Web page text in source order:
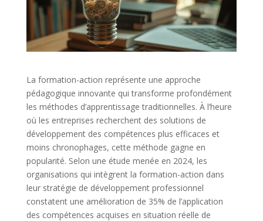
La formation-action représente une approche
pédagogique innovante qui transforme profondément
les méthodes d’apprentissage traditionnelles. À l’heure
où les entreprises recherchent des solutions de
développement des compétences plus efficaces et
moins chronophages, cette méthode gagne en
popularité. Selon une étude menée en 2024, les
organisations qui intègrent la formation-action dans
leur stratégie de développement professionnel
constatent une amélioration de 35% de l’application
des compétences acquises en situation réelle de